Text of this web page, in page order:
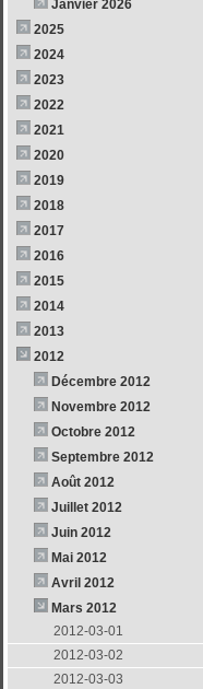
Janvier 2026
2025
2024
2023
2022
2021
2020
2019
2018
2017
2016
2015
2014
2013
2012
Décembre 2012
Novembre 2012
Octobre 2012
Septembre 2012
Août 2012
Juillet 2012
Juin 2012
Mai 2012
Avril 2012
Mars 2012
2012-03-01
2012-03-02
2012-03-03